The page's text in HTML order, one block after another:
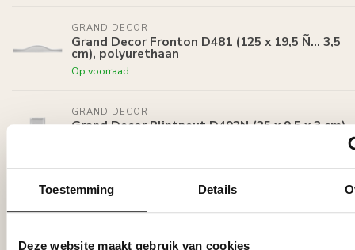
Toestemming Details
Deze website maakt gebruik van cookies
GRAND DECOR
Grand Decor Fronton D481 (125 x 19,5 Ñ… 3,5
cm), polyurethaan
Op voorraad
GRAND DECOR
Grand Decor Plintneut D492N (25 x 9,5 x 3 cm),
GRAND DECOR
Grand Decor Platte plint CR779 (76 x 20 mm)
Op voorraad